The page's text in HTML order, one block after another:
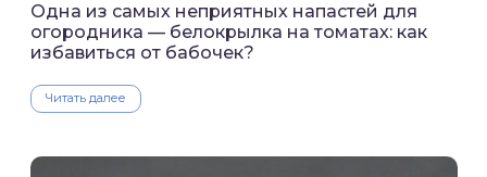
Одна из самых неприятных напастей для
огородника — белокрылка на томатах: как
избавиться от бабочек?
Читать далее